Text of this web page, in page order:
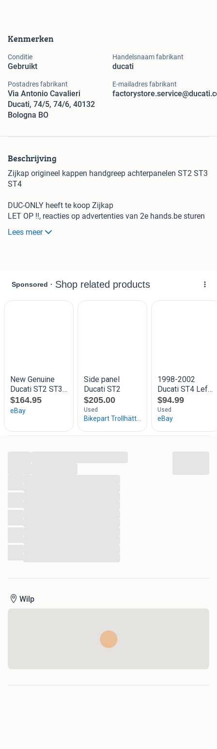
Kenmerken
Conditie
Gebruikt
Handelsnaam fabrikant
ducati
Postadres fabrikant
Via Antonio Cavalieri
Ducati, 74/5, 74/6, 40132
Bologna BO
E-mailadres fabrikant
Beschrijving
Zijkap origineel kappen handgreep achterpanelen ST2 ST3
ST4
DUC-ONLY heeft te koop Zijkap
LET OP !!, reacties op advertenties van 2e hands.be sturen
naar info@duc-only.nl
Via de berichtenbox van 2e hands werkt niet
Ophangpunten zijn goed.
Opsturen mogelijk, afhalen op afspraak
Duc-only
06-29357228
info@duc-only.nl
Lees meer
Wilp